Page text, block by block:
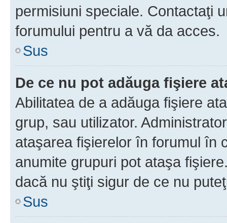
permisiuni speciale. Contactaţi
forumului pentru a vă da acces.
Sus
De ce nu pot adăuga fişiere
Abilitatea de a adăuga fişiere
grup, sau utilizator.
ataşarea fişierelor în forumul în
anumite grupuri pot ataşa
dacă nu ştiţi sigur de ce nu
Sus